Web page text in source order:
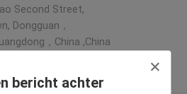
bericht achter
Second Street,
Dongguan，
，China ,China
Leverancier